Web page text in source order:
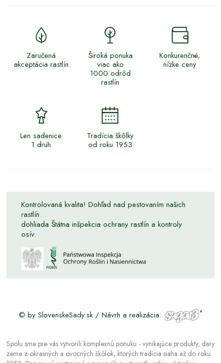
Zaručená
akceptácia rastlín
Široká ponuka
viac ako
1000 odrôd
rastlín
Konkurenčné,
nízke ceny
Len sadenice
1 druh
Tradícia škôlky
od roku 1953
Kontrolovaná kvalita! Dohľad nad pestovaním našich
rastlín
dohliada Štátna inšpekcia ochrany rastlín a kontroly
osív.
© by SlovenskeSady.sk / Návrh a realizácia:
Spolu sme pre vás vytvorili komplexnú ponuku - vynikajúce produkty, dary
zeme z okrasných a ovocných škôlok, ktorých tradícia siaha až do roku